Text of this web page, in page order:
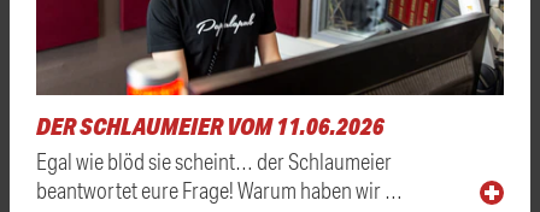
DER SCHLAUMEIER VOM 11.06.2026
Egal wie blöd sie scheint… der Schlaumeier
beantwortet eure Frage! Warum haben wir …